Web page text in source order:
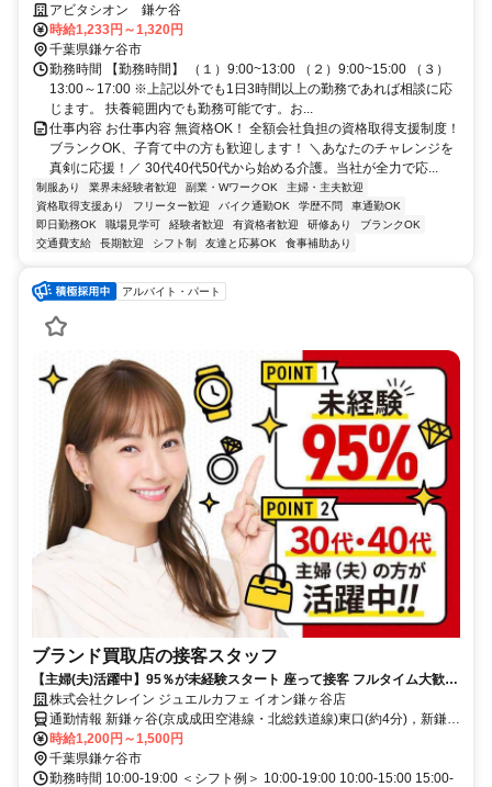
各種福利厚生充実・安定
アビタシオン 鎌ケ谷
時給1,233円～1,320円
千葉県鎌ケ谷市
勤務時間 【勤務時間】 （１）9:00~13:00 （２）9:00~15:00 （３）
13:00～17:00 ※上記以外でも1日3時間以上の勤務であれば相談に応
じます。 扶養範囲内でも勤務可能です。お...
仕事内容 お仕事内容 無資格OK！ 全額会社負担の資格取得支援制度！
ブランクOK、子育て中の方も歓迎します！ ＼あなたのチャレンジを
真剣に応援！／ 30代40代50代から始める介護。当社が全力で応...
制服あり 業界未経験者歓迎 副業・WワークOK
主婦・主夫歓迎
資格取得支援あり
フリーター歓迎 バイク通勤OK 学歴不問
車通勤OK
即日勤務OK
職場見学可 経験者歓迎 有資格者歓迎 研修あり
ブランクOK
交通費支給
長期歓迎 シフト制 友達と応募OK 食事補助あり
アルバイト・パート
ブランド買取店の接客スタッフ
【主婦(夫)活躍中】95％が未経験スタート 座って接客 フルタイム大歓迎
データ入力あり
株式会社クレイン ジュエルカフェ イオン鎌ヶ谷店
通勤情報 新鎌ヶ谷(京成成田空港線・北総鉄道線)東口(約4分)，新鎌ヶ
谷(新京成電鉄)東口(約4分)，新鎌ヶ谷(東武野田線)東口(約4分)
時給1,200円～1,500円
千葉県鎌ケ谷市
勤務時間 10:00-19:00 ＜シフト例＞ 10:00-19:00 10:00-15:00 15:00-